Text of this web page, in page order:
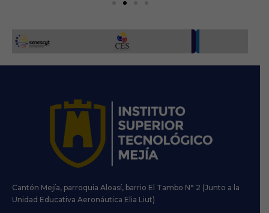
Cantón Mejía, parroquia Aloasí, barrio El Tambo N° 2 (Junto a la
Unidad Educativa Aeronáutica Elia Liut)